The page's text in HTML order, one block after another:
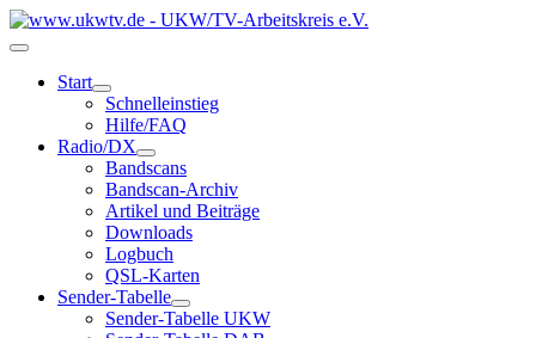
Start
Schnelleinstieg
Hilfe/FAQ
Radio/DX
Bandscans
Bandscan-Archiv
Artikel und Beiträge
Downloads
Logbuch
QSL-Karten
Sender-Tabelle
Sender-Tabelle UKW